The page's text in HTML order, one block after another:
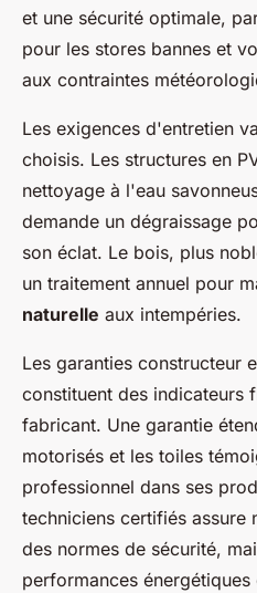
et une sécurité optimale,
pour les stores bannes et
aux contraintes
Les exigences d'entretien
choisis. Les structures en
nettoyage à l'eau
demande un dégraissage
son éclat. Le bois, plus
un traitement annuel pour
naturelle aux intempéries.
Les garanties constructeur
constituent des indicateurs
fabricant. Une garantie
motorisés et les toiles
professionnel dans ses
techniciens certifiés assure
des normes de sécurité,
performances